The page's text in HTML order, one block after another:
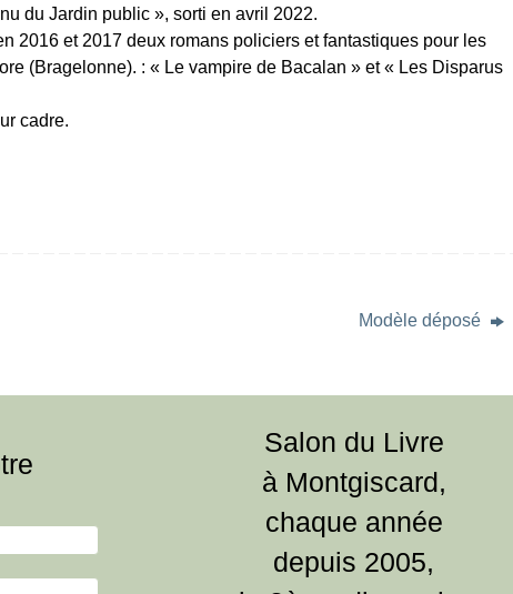
du Jardin public », sorti en avril 2022.
2016 et 2017 deux romans policiers et fantastiques pour les
(Bragelonne). : « Le vampire de Bacalan » et « Les Disparus
cadre.
Modèle déposé
Salon du Livre
à Montgiscard,
chaque année
depuis 2005,